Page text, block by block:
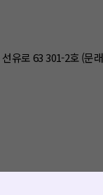
유로 63 301-2호 (문